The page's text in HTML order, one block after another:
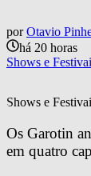
por Otavio
há 20 horas
Shows e
Shows e
Os Garotin
em quatro